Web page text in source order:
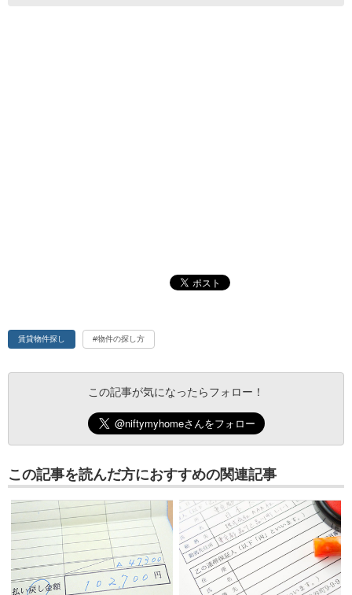
賃貸物件探し #物件の探し方
この記事が気になったらフォロー！
この記事を読んだ方におすすめの関連記事